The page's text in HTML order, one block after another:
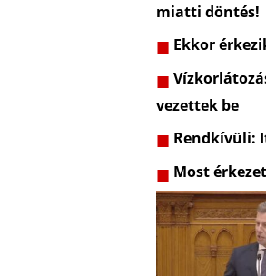
miatti döntés!
Ekkor
vezettek be
Rendkívüli:
Most